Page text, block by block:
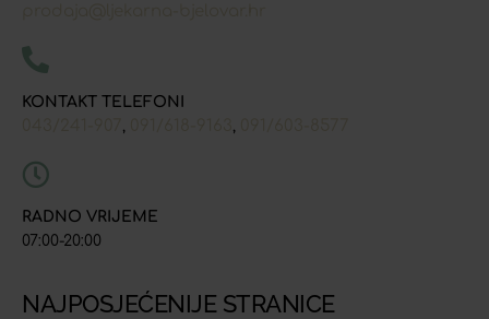
KONTAKT TELEFONI
RADNO VRIJEME
07:00-20:00
NAJPOSJEĆENIJE STRANICE